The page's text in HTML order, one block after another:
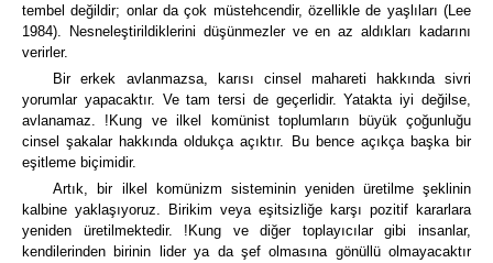
tembel değildir; onlar da çok müstehcendir, özellikle de yaşlıları (Lee
1984). Nesneleştirildiklerini düşünmezler ve en az aldıkları kadarını
verirler.
Bir erkek avlanmazsa, karısı cinsel mahareti hakkında sivri
yorumlar yapacaktır. Ve tam tersi de geçerlidir. Yatakta iyi değilse,
avlanamaz. !Kung ve ilkel komünist toplumların büyük çoğunluğu
cinsel şakalar hakkında oldukça açıktır.
Bu bence açıkça başka bir
eşitleme biçimidir.
Artık, bir ilkel komünizm sisteminin yeniden üretilme şeklinin
kalbine yaklaşıyoruz.
Birikim veya eşitsizliğe karşı pozitif kararlara
yeniden üretilmektedir. !Kung ve diğer toplayıcılar gibi insanlar,
kendilerinden birinin lider ya da şef olmasına gönüllü olmayacaktır